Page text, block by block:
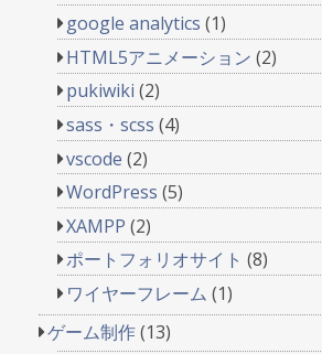
google analytics (1)
HTML5アニメーション (2)
pukiwiki (2)
sass・scss (4)
vscode (2)
WordPress (5)
XAMPP (2)
ポートフォリオサイト (8)
ワイヤーフレーム (1)
ゲーム制作(13)